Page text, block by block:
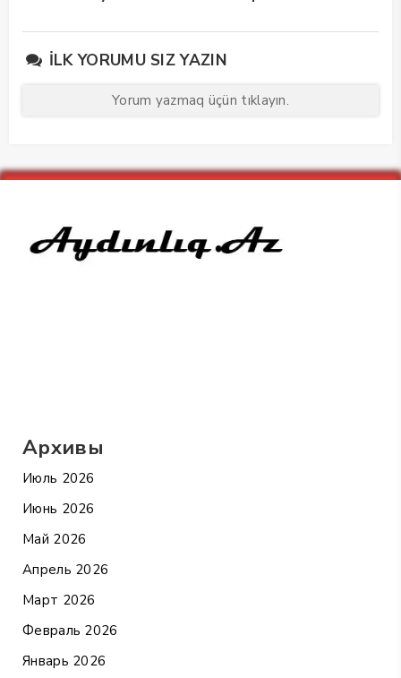
İLK YORUMU SIZ YAZIN
Yorum yazmaq üçün tıklayın.
Архивы
Июль 2026
Июнь 2026
Май 2026
Апрель 2026
Март 2026
Февраль 2026
Январь 2026